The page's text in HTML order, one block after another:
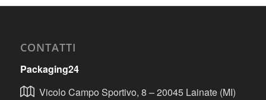
CONTATTI
Packaging24
Vicolo Campo Sportivo, 8 – 20045 Lainate (MI)